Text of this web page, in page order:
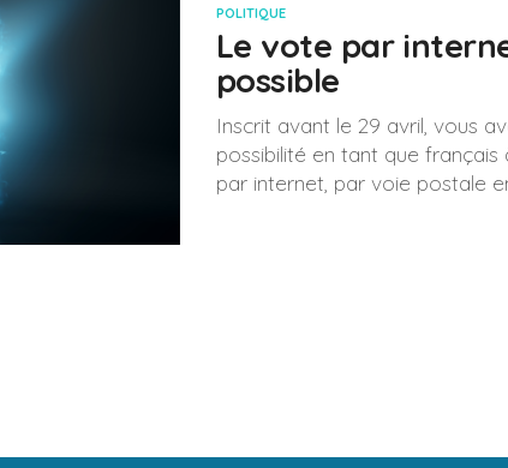
POLITIQUE
Le vote par
possible
Inscrit avant le 29 avril, vous
possibilité en tant que français
par internet, par voie postale en